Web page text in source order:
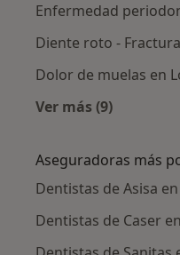
Enfermedad
Diente roto -
Dolor de muelas en
Ver más (9)
Aseguradoras más
Dentistas de Asisa
Dentistas de Caser